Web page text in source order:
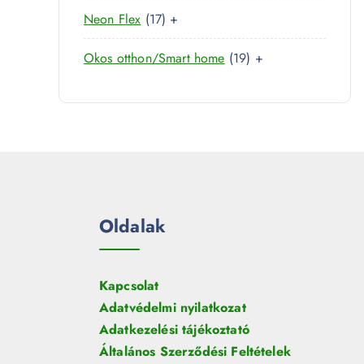
r
e
r
Neon Flex 171
7
t
r
+
Okos otthon/Smart home 191
t
+
Oldalak
Kapcsolat
Adatvédelmi nyilatkozat
Adatkezelési tájékoztató
Általános Szerződési Feltételek